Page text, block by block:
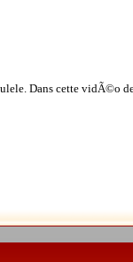
Dans cette vidÃ©o